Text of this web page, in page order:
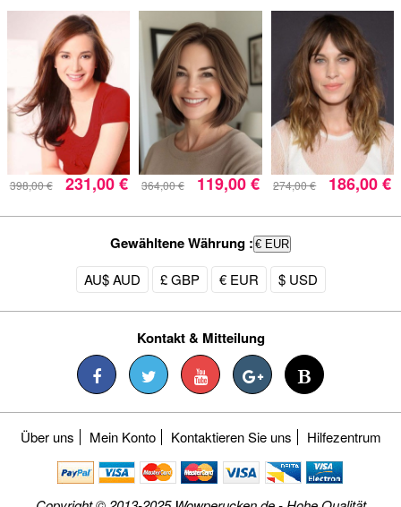
398,00 € 231,00 € 364,00 € 119,00 € 274,00 € 186,00 €
Gewähltene Währung : € EUR
AU$ AUD £ GBP € EUR $ USD
Kontakt & Mitteilung
Über uns Mein Konto Kontaktieren Sie uns Hilfezentrum